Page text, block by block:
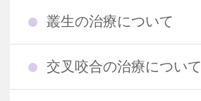
叢生の治療について
交叉咬合の治療について